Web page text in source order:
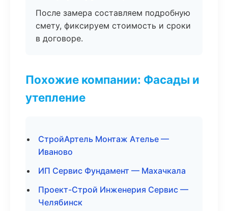
После замера составляем подробную
смету, фиксируем стоимость и сроки
в договоре.
Похожие компании: Фасады и
утепление
СтройАртель Монтаж Ателье —
Иваново
ИП Сервис Фундамент — Махачкала
Проект-Строй Инженерия Сервис —
Челябинск